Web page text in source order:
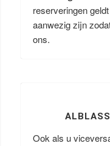
reserveringen
aanwezig zijn
ons.
Ook als u